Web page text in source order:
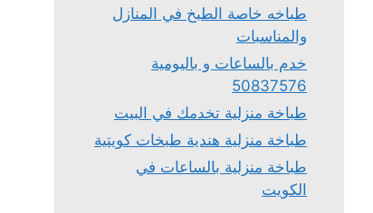
طباخه خاصة الطبخ في المنازل
والمناسبات
خدم بالساعات و باليومية
50837576
طباخة منزلية تخدمك في البيت
طباخة منزلية هندية طبخات كويتية
طباخة منزلية بالساعات في
الكويت